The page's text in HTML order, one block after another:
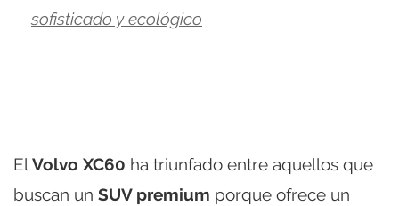
sofisticado y ecológico
ElVolvo XC60 ha triunfado entre aquellos que
buscan un SUV premium porque ofrece un